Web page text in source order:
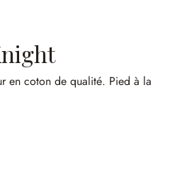
en coton de qualité. Pied à la